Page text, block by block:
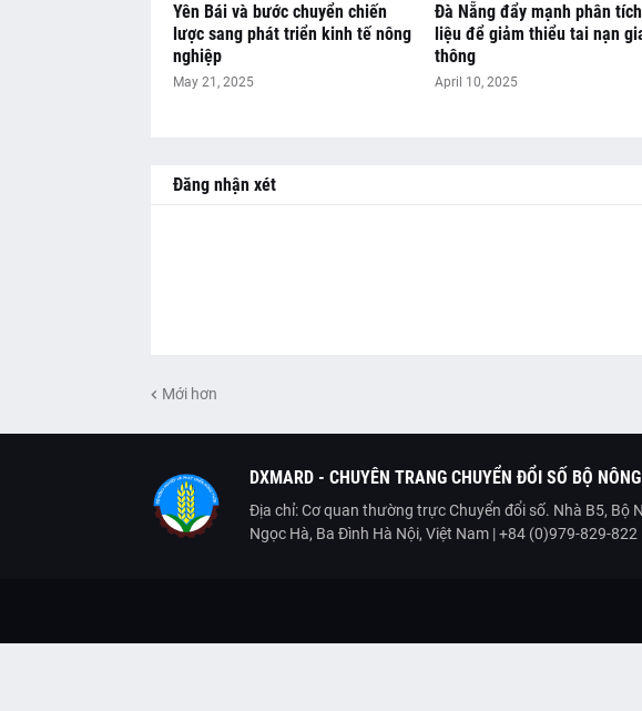
Yên Bái và bước chuyển chiến
lược sang phát triển kinh tế nông
nghiệp
May 21, 2025
Đà Nẵng đẩy mạnh phân
liệu để giảm thiểu tai nạn
thông
April 10, 2025
Đăng nhận xét
Mới hơn
DXMARD - CHUYÊN TRANG CHUYỂN ĐỔI SỐ BỘ
Địa chỉ: Cơ quan thường trực Chuyển đổi số. Nhà B5, Bộ
Ngọc Hà, Ba Đình Hà Nội, Việt Nam | +84 (0)979-829-